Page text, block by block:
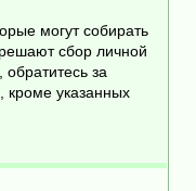
могут собирать
сбор личной
за
кроме указанных